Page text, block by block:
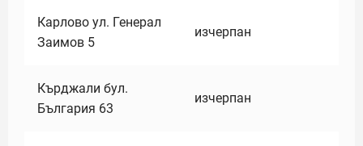
Карлово ул. Генерал
Заимов 5
изчерпан
Кърджали бул.
България 63
изчерпан